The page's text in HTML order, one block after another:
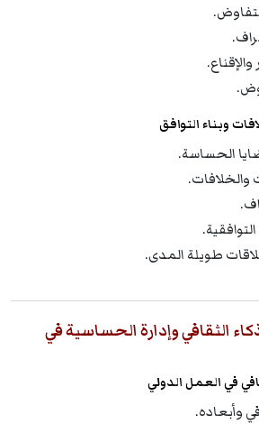
وبناء التوافق
الحساسة.
والخلافات.
طويلة المدى.
الثقافي وإدارة الحساسية في
في العمل الدولي
وأبعاده.